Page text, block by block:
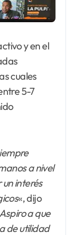
y en el
cuales
5-7
a nivel
interés
«, dijo
a que
de utilidad